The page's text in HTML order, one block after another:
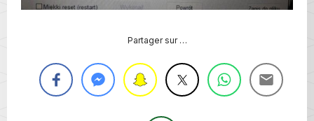
Partager sur …